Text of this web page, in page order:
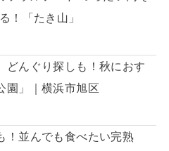
！「たき山」
どんぐり探しも！秋におす
園」｜横浜市旭区
！並んでも食べたい完熟